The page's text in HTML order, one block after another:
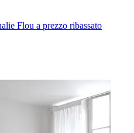
Flou a prezzo ribassato